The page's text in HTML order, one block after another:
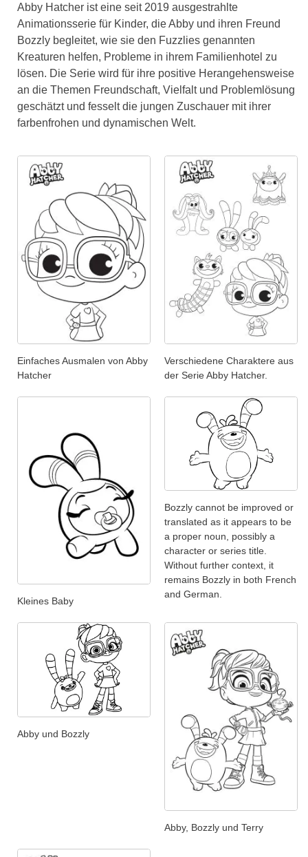
Abby Hatcher ist eine seit 2019 ausgestrahlte
Animationsserie für Kinder, die Abby und ihren Freund
Bozzly begleitet, wie sie den Fuzzlies genannten
Kreaturen helfen, Probleme in ihrem Familienhotel zu
lösen. Die Serie wird für ihre positive Herangehensweise
an die Themen Freundschaft, Vielfalt und Problemlösung
geschätzt und fesselt die jungen Zuschauer mit ihrer
farbenfrohen und dynamischen Welt.
Einfaches Ausmalen von Abby
Hatcher
Verschiedene Charaktere aus
der Serie Abby Hatcher.
Kleines Baby
Bozzly cannot be improved or
translated as it appears to be
a proper noun, possibly a
character or series title.
Without further context, it
remains Bozzly in both French
and German.
Abby und Bozzly
Abby, Bozzly und Terry